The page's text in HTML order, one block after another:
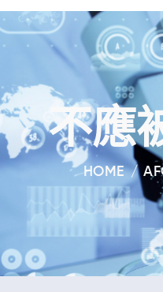
不應
HOME